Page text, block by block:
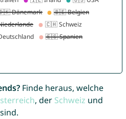
Finde heraus, welche
, der Schweiz und